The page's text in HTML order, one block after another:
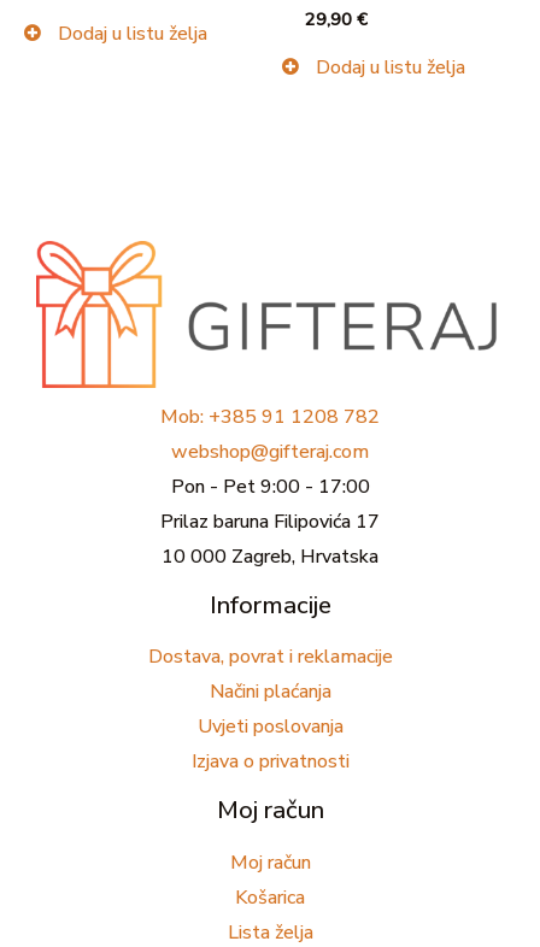
Dodaj u listu želja
29,90€
Dodaj u listu želja
Mob: +385 91 1208 782
webshop@gifteraj.com
Pon - Pet 9:00 - 17:00
Prilaz baruna Filipovića 17
10 000 Zagreb, Hrvatska
Informacije
Dostava, povrat i reklamacije
Načini plaćanja
Uvjeti poslovanja
Izjava o privatnosti
Moj račun
Moj račun
Košarica
Lista želja